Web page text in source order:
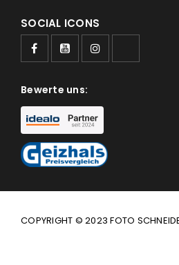
SOCIAL ICONS
Bewerte uns:
COPYRIGHT © 2023 FOTO